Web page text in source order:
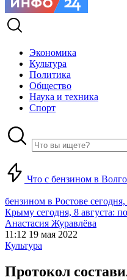
Экономика
Культура
Политика
Общество
Наука и техника
Спорт
Что с бензином в
бензином в Ростове
Крыму сегодня, 8 августа:
Анастасия Журавлёва
11:12 19 мая 2022
Культура
Протокол